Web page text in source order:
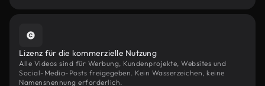
Lizenz für die kommerzielle Nutzung
Alle Videos sind für Werbung, Kundenprojekte, Websites und
Social-Media-Posts freigegeben. Kein Wasserzeichen, keine
Namensnennung erforderlich.